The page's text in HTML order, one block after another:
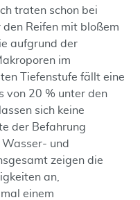
traten schon bei
Reifen mit bloßem
aufgrund der
im
Tiefenstufe fällt eine
von 20 % unter den
sich keine
der Befahrung
und
zeigen die
an,
einem